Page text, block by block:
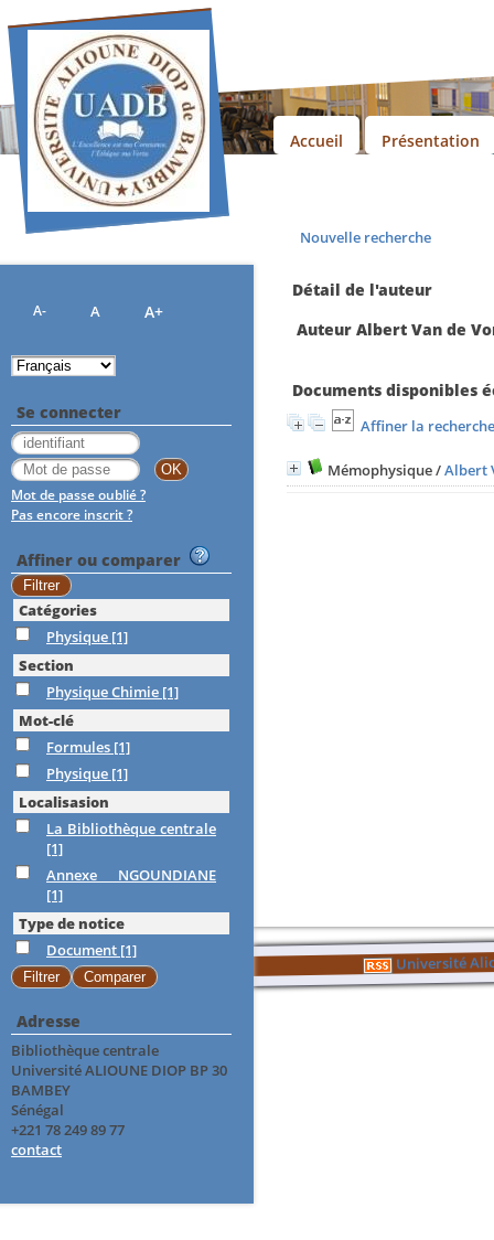
Nouvelle recherche
Détail de l'auteur
Auteur Albert Van de
Documents disponibles
Affiner la recherche
Mémophysique/Albert
Université
Accueil Présentation
A- A A+
Se connecter
Mot de passe oublié ?
Pas encore inscrit ?
Affiner ou comparer
Catégories
Physique [1]
Section
Physique Chimie [1]
Mot-clé
Formules [1]
Physique [1]
Localisasion
La Bibliothèque centrale
[1]
Annexe NGOUNDIANE
[1]
Type de notice
Document [1]
Adresse
Bibliothèque centrale
Université ALIOUNE DIOP BP 30
BAMBEY
Sénégal
+221 78 249 89 77
contact